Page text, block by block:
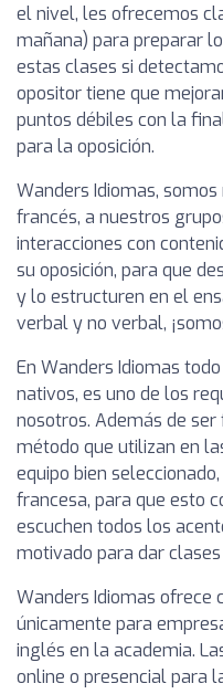
el nivel, les ofrecemos
mañana) para preparar
estas clases si
opositor tiene que
puntos débiles con la
para la oposición.
Wanders Idiomas,
francés, a nuestros
interacciones con
su oposición, para que
y lo estructuren en el
verbal y no verbal,
En Wanders Idiomas
nativos, es uno de los
nosotros. Además de
método que utilizan en
equipo bien
francesa, para que esto
escuchen todos los
motivado para dar
Wanders Idiomas ofrece
únicamente para
inglés en la academia.
online o presencial para